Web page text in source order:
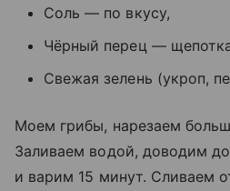
Соль — по вкусу,
Чёрный перец —
Свежая зелень (укроп,
Моем грибы, нарезаем
Заливаем водой, доводим
и варим 15 минут. Сливаем